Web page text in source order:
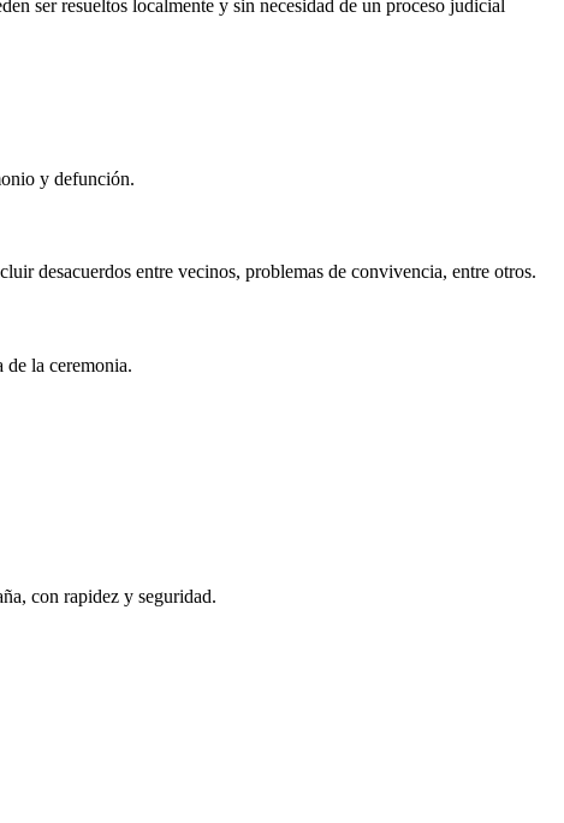
ser resueltos localmente y sin necesidad de un proceso judicial
y defunción.
desacuerdos entre vecinos, problemas de convivencia, entre otros.
de la ceremonia.
con rapidez y seguridad.